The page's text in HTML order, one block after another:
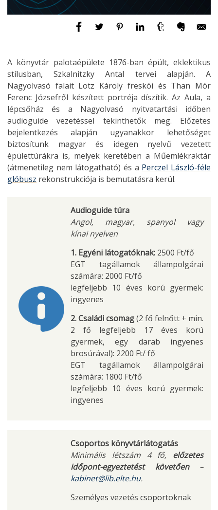
A könyvtár palotaépülete 1876-ban épült, eklektikus
stílusban, Szkalnitzky Antal tervei alapján. A
Nagyolvasó falait Lotz Károly freskói és Than Mór
Ferenc Józsefről készített portréja díszítik. Az Aula, a
lépcsőház és a Nagyolvasó nyitvatartási időben
audioguide vezetéssel tekinthetők meg. Előzetes
bejelentkezés alapján ugyanakkor lehetőséget
biztosítunk magyar és idegen nyelvű vezetett
épülettúrákra is, melyek keretében a Műemlékraktár
(átmenetileg nem látogatható) és a Perczel László-féle
glóbusz rekonstrukciója is bemutatásra kerül.
Audioguide túra
Angol, magyar, spanyol vagy
kínai nyelven
1. Egyéni látogatóknak: 2500 Ft/fő
EGT tagállamok állampolgárai
számára: 2000 Ft/fő
legfeljebb 10 éves korú gyermek:
ingyenes
2. Családi csomag(2 fő felnőtt + min.
2 fő legfeljebb 17 éves korú
gyermek, egy darab ingyenes
brosúrával): 2200 Ft/ fő
EGT tagállamok állampolgárai
számára: 1800 Ft/fő
legfeljebb 10 éves korú gyermek:
ingyenes
Csoportos könyvtárlátogatás
Minimális létszám 4 fő, előzetes
időpont-egyeztetést követően–
kabinet@lib.elte.hu.
Személyes vezetés csoportoknak